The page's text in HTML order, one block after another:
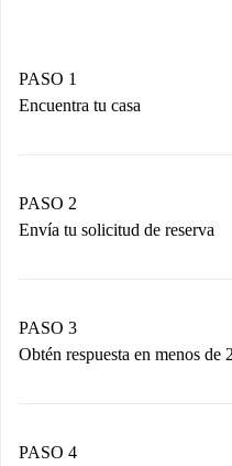
PASO 1
Encuentra tu casa
Tienes toda la
PASO 2
Envía tu solicitud de reserva
propietario acepte.
PASO 3
Obtén respuesta en menos de
contacto con el
PASO 4